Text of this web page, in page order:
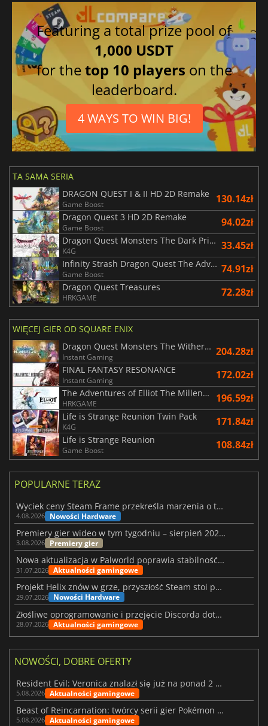
Featuring a total prize pool of
1,000 USDT
for thetop 10 players on the
leaderboard.
4 WAYS TO WIN BIG!
TA SAMA SERIA
DRAGON QUEST I & II HD 2D Remake
Game Boost 130.14zł
Dragon Quest 3 HD 2D Remake
Game Boost 94.02zł
Dragon Quest Monsters The Dark Prince
K4G 33.45zł
Infinity Strash Dragon Quest The Adventure of Dai
Game Boost 74.91zł
Dragon Quest Treasures
HRKGAME 72.28zł
WIĘCEJ GIER OD SQUARE ENIX
Dragon Quest Monsters The Withered World
Instant Gaming 204.28zł
FINAL FANTASY RESONANCE
Instant Gaming 172.02zł
The Adventures of Elliot The Millennium Tales
HRKGAME 196.59zł
Life is Strange Reunion Twin Pack
K4G 171.84zł
Life is Strange Reunion
Game Boost 108.84zł
POPULARNE TERAZ
Wyciek ceny Steam Frame przekreśla marzenia o tanim zestawie VR
4.08.2026 Nowości Hardware
Premiery gier wideo w tym tygodniu – sierpień 2026 r. (32. tydzień)
3.08.2026 Premiery gier
Nowa aktualizacja w Palworld poprawia stabilność Sunreach i walk z bossami
31.07.2026 Aktualności gamingowe
Projekt Helix znów w grze, przyszłość Steam stoi pod znakiem zapytania
29.07.2026 Nowości Hardware
Złośliwe oprogramowanie i przejęcie Discorda dotknęły Meccha Chameleon
28.07.2026 Aktualności gamingowe
NOWOŚCI, DOBRE OFERTY
Resident Evil: Veronica znalazł się już na ponad 2 milionach list życzeń
5.08.2026 Aktualności gamingowe
Beast of Reincarnation: twórcy serii gier Pokémon wkraczają na nową ścieżkę
5.08.2026 Aktualności gamingowe